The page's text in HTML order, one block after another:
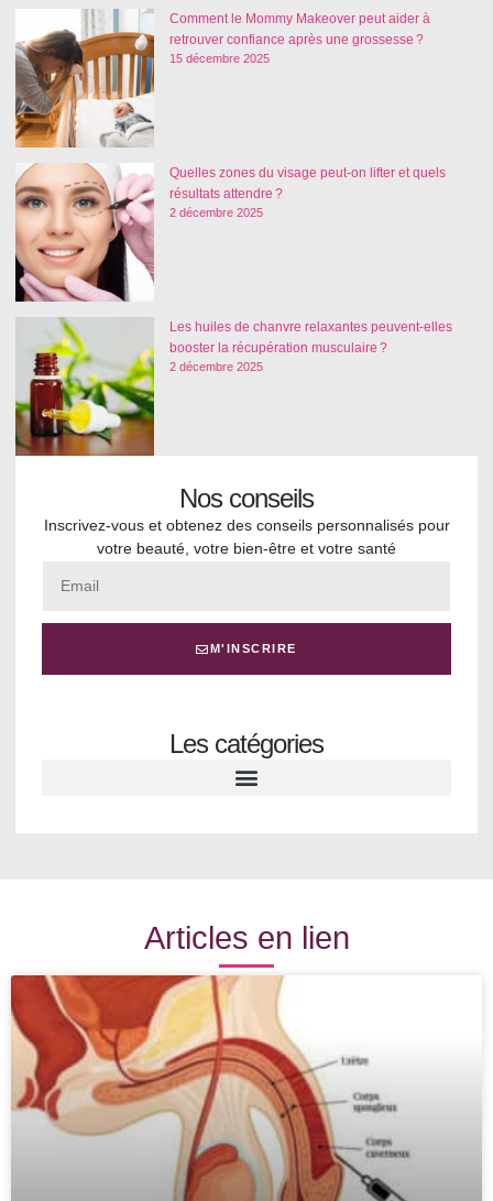
Comment le Mommy Makeover peut aider à
retrouver confiance après une grossesse ?
15 décembre 2025
Quelles zones du visage peut-on lifter et quels
résultats attendre ?
2 décembre 2025
Les huiles de chanvre relaxantes peuvent-elles
booster la récupération musculaire ?
2 décembre 2025
Nos conseils
Inscrivez-vous et obtenez des conseils personnalisés pour
votre beauté, votre bien-être et votre santé
M'INSCRIRE
Les catégories
Articles en lien